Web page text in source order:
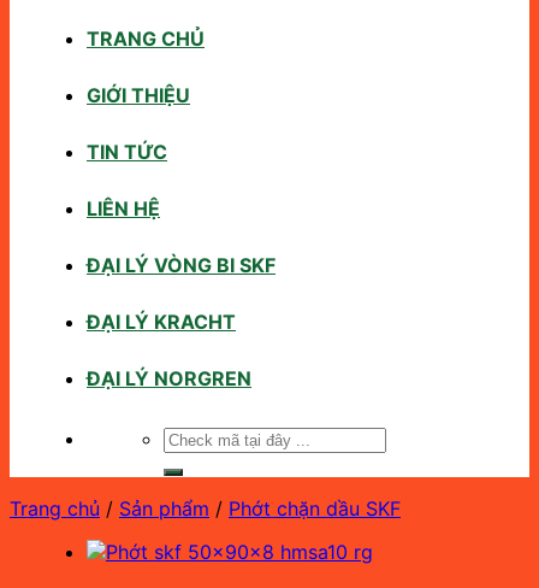
TRANG CHỦ
GIỚI THIỆU
TIN TỨC
LIÊN HỆ
ĐẠI LÝ VÒNG BI SKF
ĐẠI LÝ KRACHT
ĐẠI LÝ NORGREN
Tìm
Trang chủ / Sản phẩm / Phớt chặn dầu SKF